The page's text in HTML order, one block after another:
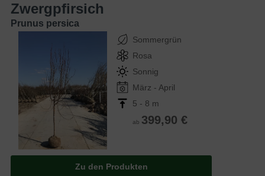
Zwergpfirsich
Prunus persica
Sommergrün
Rosa
Sonnig
März - April
5 - 8 m
ab 399,90 €
Zu den Produkten